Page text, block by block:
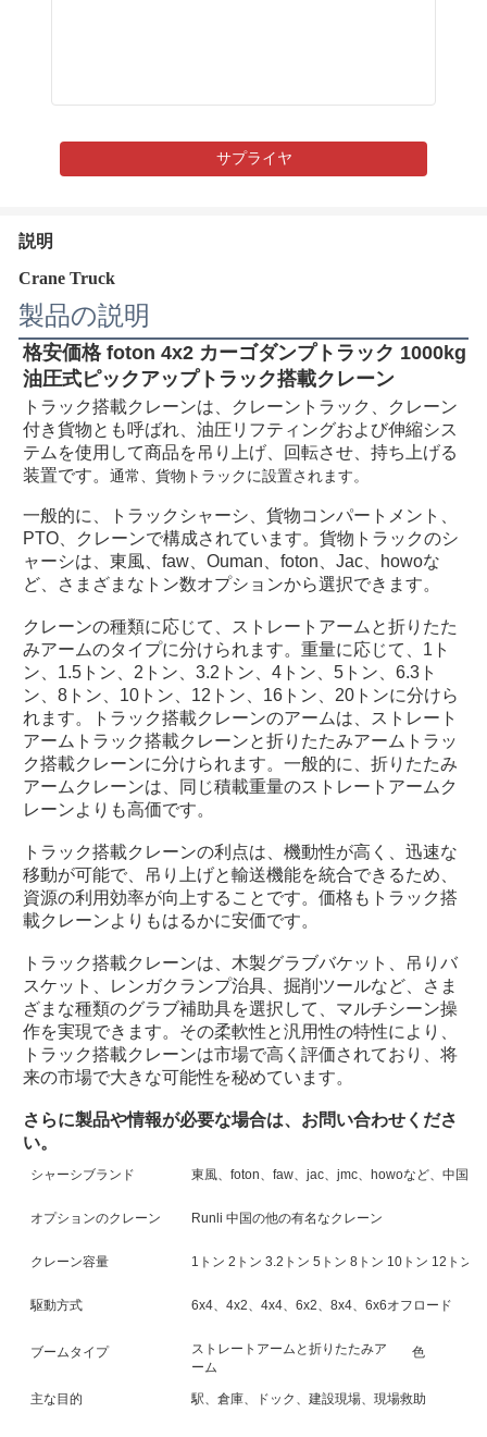
サプライヤ
説明
Crane Truck
製品の説明
格安価格 foton 4x2 カーゴダンプトラック 1000kg
油圧式ピックアップトラック搭載クレーン
トラック搭載クレーンは、クレーントラック、クレーン
付き貨物とも呼ばれ、油圧リフティングおよび伸縮シス
テムを使用して商品を吊り上げ、回転させ、持ち上げる
装置です。 通常、貨物トラックに設置されます。
一般的に、トラックシャーシ、貨物コンパートメント、
PTO、クレーンで構成されています。貨物トラックのシ
ャーシは、東風、faw、Ouman、foton、Jac、howoな
ど、さまざまなトン数オプションから選択できます。
クレーンの種類に応じて、ストレートアームと折りたた
みアームのタイプに分けられます。重量に応じて、1ト
ン、1.5トン、2トン、3.2トン、4トン、5トン、6.3ト
ン、8トン、10トン、12トン、16トン、20トンに分けら
れます。トラック搭載クレーンのアームは、ストレート
アームトラック搭載クレーンと折りたたみアームトラッ
ク搭載クレーンに分けられます。一般的に、折りたたみ
アームクレーンは、同じ積載重量のストレートアームク
レーンよりも高価です。
トラック搭載クレーンの利点は、機動性が高く、迅速な
移動が可能で、吊り上げと輸送機能を統合できるため、
資源の利用効率が向上することです。価格もトラック搭
載クレーンよりもはるかに安価です。
トラック搭載クレーンは、木製グラブバケット、吊りバ
スケット、レンガクランプ治具、掘削ツールなど、さま
ざまな種類のグラブ補助具を選択して、マルチシーン操
作を実現できます。その柔軟性と汎用性の特性により、
トラック搭載クレーンは市場で高く評価されており、将
来の市場で大きな可能性を秘めています。
さらに製品や情報が必要な場合は、お問い合わせくださ
い。
シャーシブランド 東風、foton、faw、jac、jmc、howoなど、中国ブ
オプションのクレーン Runli 中国の他の有名なクレーン
クレーン容量 1トン 2トン 3.2トン 5トン 8トン 10トン 12トン
駆動方式 6x4、4x2、4x4、6x2、8x4、6x6オフロード
ブームタイプ
ストレートアームと折りたたみア
ーム
色
主な目的 駅、倉庫、ドック、建設現場、現場救助